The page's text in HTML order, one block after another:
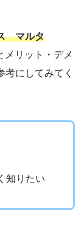
マルタ
メリット・デメ
考にしてみてく
知りたい